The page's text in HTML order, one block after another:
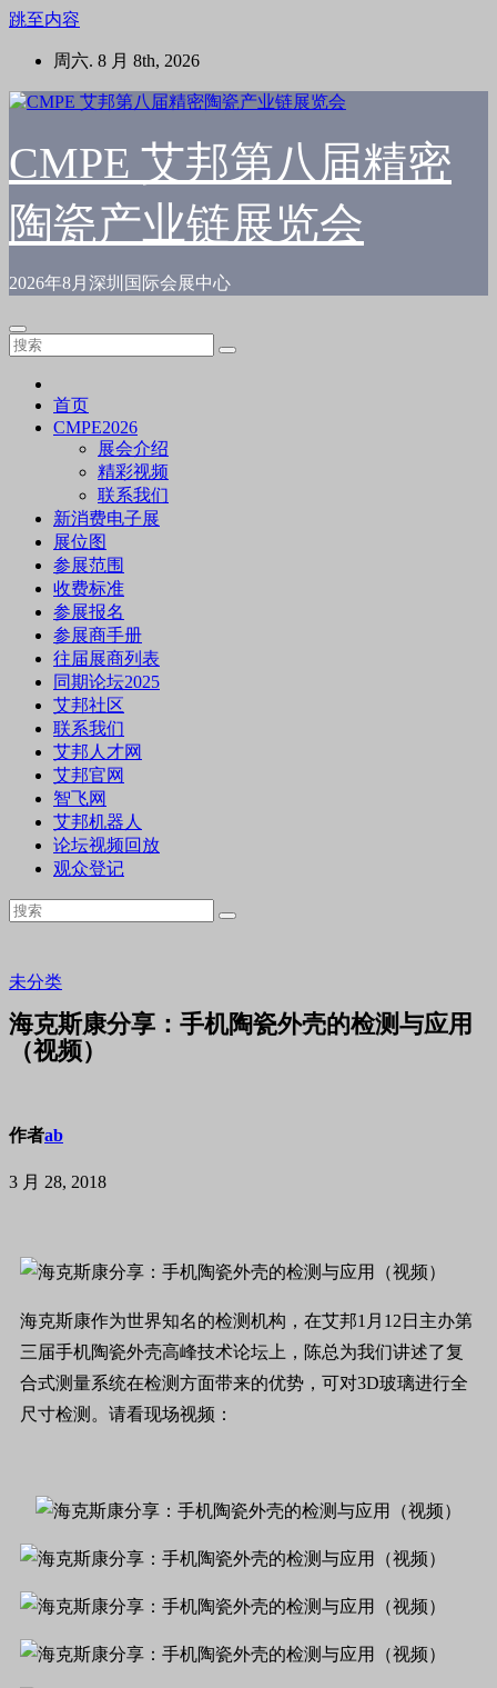
跳至内容
周六. 8 月 8th, 2026
CMPE 艾邦第八届精密
陶瓷产业链展览会
2026年8月深圳国际会展中心
首页
CMPE2026
展会介绍
精彩视频
联系我们
新消费电子展
展位图
参展范围
收费标准
参展报名
参展商手册
往届展商列表
同期论坛2025
艾邦社区
联系我们
艾邦人才网
艾邦官网
智飞网
艾邦机器人
论坛视频回放
观众登记
未分类
海克斯康分享：手机陶瓷外壳的检测与应用
（视频）
作者ab
3 月 28, 2018
海克斯康作为世界知名的检测机构， 在艾邦1月12日主办第
三届手机陶瓷外壳高峰技术论坛上， 陈总为我们讲述了复
合式测量系统在检测方面带来的优势，可对3D玻璃进行全
尺寸检测。 请看现场视频：